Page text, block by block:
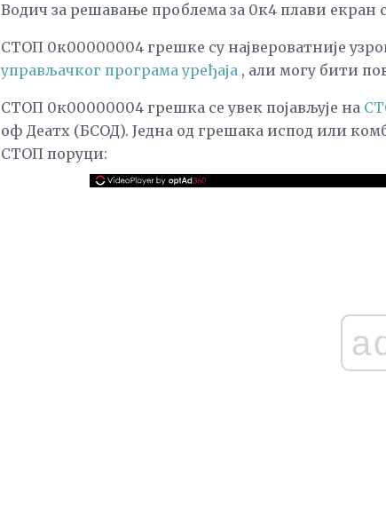
Водич за решавање проблема за 0к4 плави екран
СТОП 0к00000004 грешке су највероватније
управљачког програма уређаја , али могу бити
СТОП 0к00000004 грешка се увек појављује на
оф Деатх (БСОД). Једна од грешака испод или
СТОП поруци: